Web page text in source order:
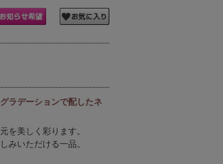
ラデーションで配したネ
を美しく彩ります。
みいただける一品。